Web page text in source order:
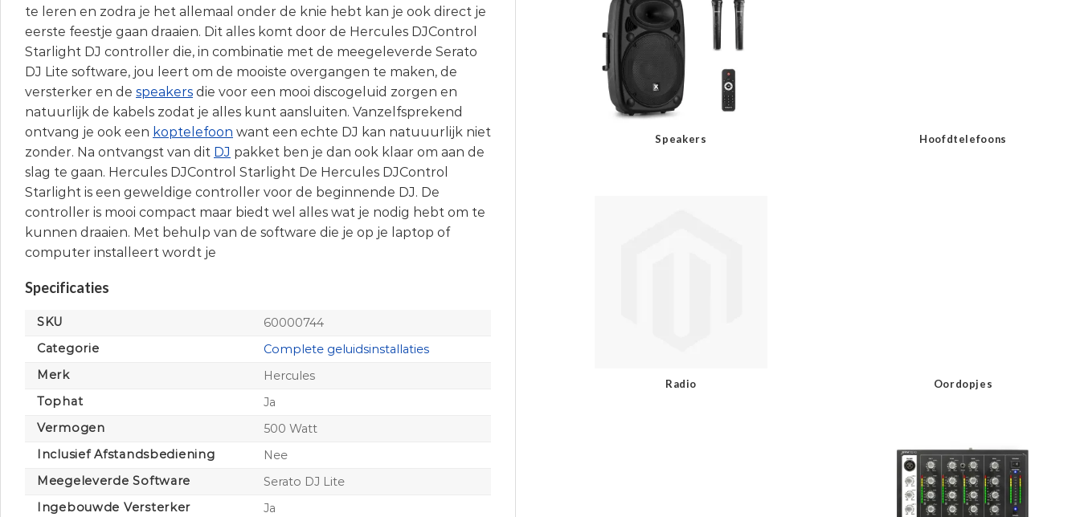
te leren en zodra je het allemaal onder de knie hebt kan je ook direct je
eerste feestje gaan draaien. Dit alles komt door de Hercules DJControl
Starlight DJ controller die, in combinatie met de meegeleverde Serato
DJ Lite software, jou leert om de mooiste overgangen te maken, de
versterker en de speakers die voor een mooi discogeluid zorgen en
natuurlijk de kabels zodat je alles kunt aansluiten. Vanzelfsprekend
ontvang je ook een koptelefoon want een echte DJ kan natuuurlijk niet
zonder. Na ontvangst van dit DJ pakket ben je dan ook klaar om aan de
slag te gaan. Hercules DJControl Starlight De Hercules DJControl
Starlight is een geweldige controller voor de beginnende DJ. De
controller is mooi compact maar biedt wel alles wat je nodig hebt om te
kunnen draaien. Met behulp van de software die je op je laptop of
computer installeert wordt je
Specificaties
SKU
60000744
Categorie
Complete geluidsinstallaties
Merk
Hercules
Tophat
Ja
Vermogen
500 Watt
Inclusief Afstandsbediening
Nee
Meegeleverde Software
Serato DJ Lite
Ingebouwde Versterker
Ja
Speakers Hoofdtelefoons
Radio Oordopjes